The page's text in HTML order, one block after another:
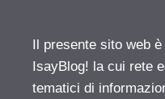
Il presente sito web
IsayBlog! la cui rete
tematici di